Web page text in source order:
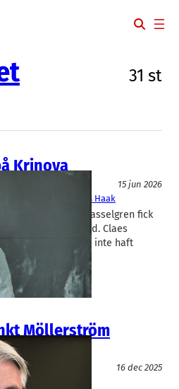
31 st
Krinova
15 jun 2026
Jonas Haak
efter att Ulrika Hasselgren fick
Krinova en ny vd. Claes
är namnet. – Vi har inte haft
är…
Möllerström
Försäkringar
16 dec 2025
SensoDetect